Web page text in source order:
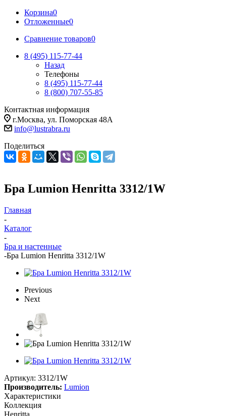
Корзина0
Отложенные0
Сравнение товаров0
8 (495) 115-77-44
Назад
Телефоны
8 (495) 115-77-44
8 (800) 707-55-85
Контактная информация
г.Москва, ул. Поморская 48А
info@lustrabra.ru
Поделиться
Бра Lumion Henritta 3312/1W
Главная
-
Каталог
-
Бра и настенные
-Бра Lumion Henritta 3312/1W
Previous
Next
Артикул: 3312/1W
Производитель: Lumion
Характеристики
Коллекция
Henritta